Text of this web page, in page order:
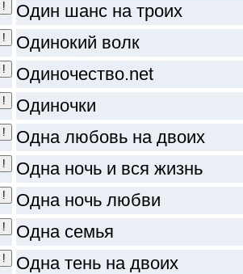
Один шанс на троих
Одинокий волк
Одиночество.net
Одиночки
Одна любовь на двоих
Одна ночь и вся жизнь
Одна ночь любви
Одна семья
Одна тень на двоих